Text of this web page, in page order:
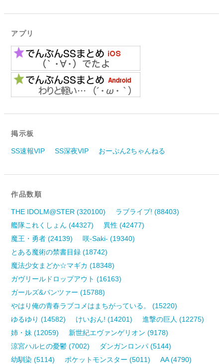
アプリ
掲示板
SS速報VIP SS深夜VIP おーぷん2ちゃんねる
作品数順
THE IDOLM@STER (320100)
ラブライブ! (88403)
艦隊これくしょん (44327)
異性 (42477)
魔王・勇者 (24139)
咲-Saki- (19340)
とある魔術の禁書目録 (18742)
魔法少女まどか☆マギカ (18348)
ガヴリールドロップアウト (16163)
ガールズ&パンツァー (15788)
やはり俺の青春ラブコメはまちがっている。 (15220)
ゆるゆり (14582)
けいおん! (14201)
進撃の巨人 (12275)
姉・妹 (12059)
新世紀エヴァンゲリオン (9178)
涼宮ハルヒの憂鬱 (7002)
ダンガンロンパ (5144)
幼馴染 (5114)
ポケットモンスター (5011)
AA (4790)